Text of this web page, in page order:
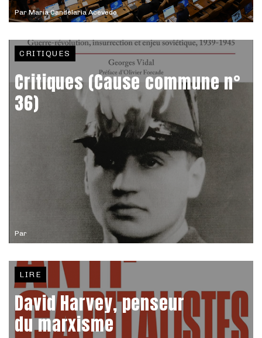
ParMaría Candelaria Acevedo
Par
CRITIQUES
Critiques (Cause commune n°
36)
LIRE
David Harvey, penseur
du marxisme